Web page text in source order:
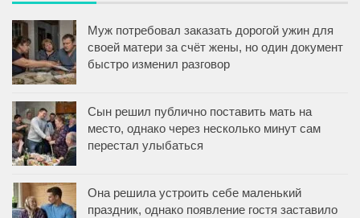
Муж потребовал заказать дорогой ужин для
своей матери за счёт жены, но один документ
быстро изменил разговор
Сын решил публично поставить мать на
место, однако через несколько минут сам
перестал улыбаться
Она решила устроить себе маленький
праздник, однако появление гостя заставило